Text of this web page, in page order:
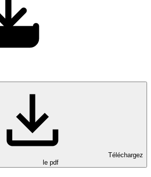
Téléchargez
le pdf